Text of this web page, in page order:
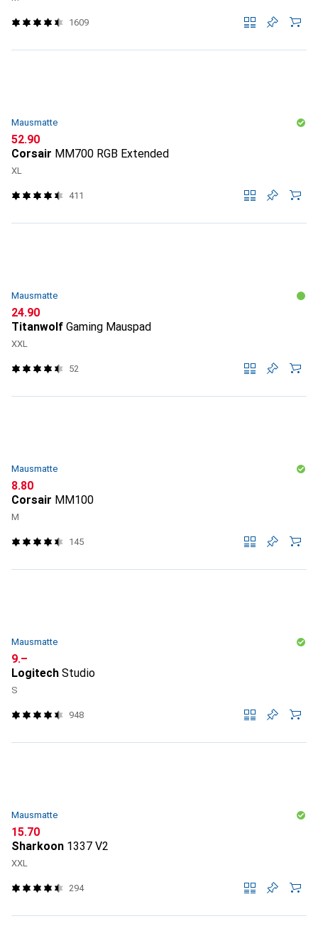
1609
Mausmatte
CHF
52.90
Corsair MM700 RGB Extended
XL
411
Mausmatte
CHF
24.90
Titanwolf Gaming Mauspad
XXL
52
Mausmatte
CHF
8.80
Corsair MM100
M
145
Mausmatte
CHF
9.–
Logitech Studio
S
948
Mausmatte
CHF
15.70
Sharkoon 1337 V2
XXL
294